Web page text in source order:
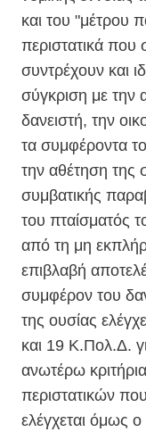
και του "μέτρου
περιστατικά που
συντρέχουν και
σύγκριση με την
δανειστή, την
τα συμφέροντα
την αθέτηση της
συμβατικής
του πταίσματός
από τη μη
επιβλαβή
συμφέρον του
της ουσίας
και 19 Κ.Πολ.Δ.
ανωτέρω
περιστατικών
ελέγχεται όμως